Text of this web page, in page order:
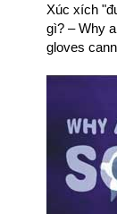
Xúc xích
gì? – Why
gloves